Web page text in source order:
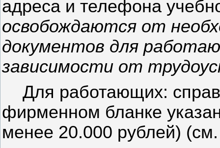
адреса и телефона
освобождаются от
документов для
зависимости от
Для работающих:
фирменном бланке
менее 20.000 рублей)